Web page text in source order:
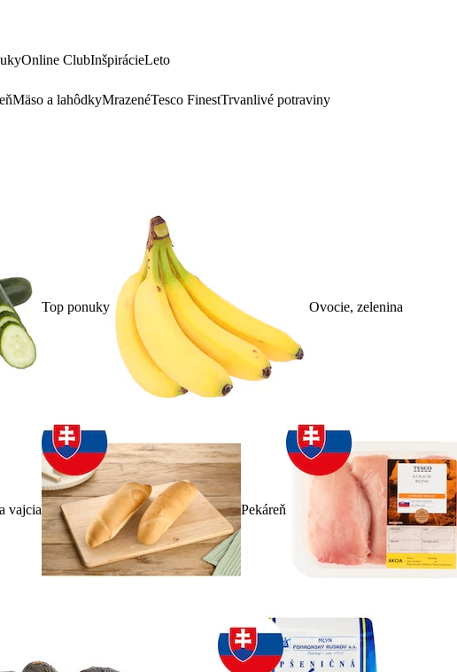
Online ClubInšpirácieLeto
Mäso a lahôdkyMrazenéTesco FinestTrvanlivé potraviny
Top ponuky Ovocie, zelenina
vajcia Pekáreň